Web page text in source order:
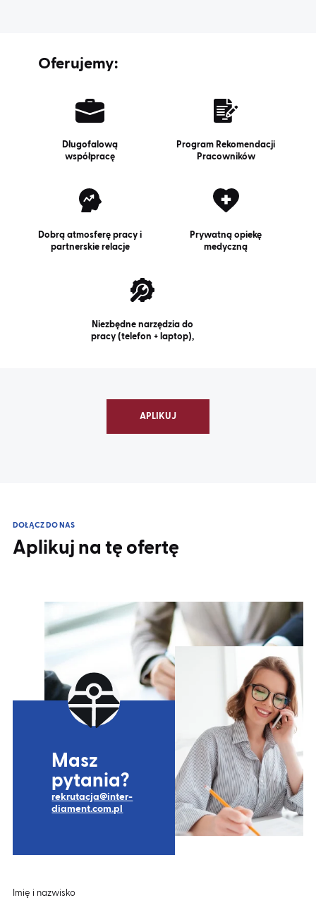
Oferujemy:
Długofalową
współpracę
Program Rekomendacji
Pracowników
Dobrą atmosferę pracy i
partnerskie relacje
Prywatną opiekę
medyczną
Niezbędne narzędzia do
pracy (telefon + laptop),
APLIKUJ
DOŁĄCZ DO NAS
Aplikuj na tę ofertę
Masz
pytania?
rekrutacja@inter-
diament.com.pl
Imię i nazwisko